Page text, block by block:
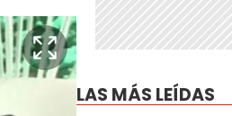
LAS MÁS LEÍDAS